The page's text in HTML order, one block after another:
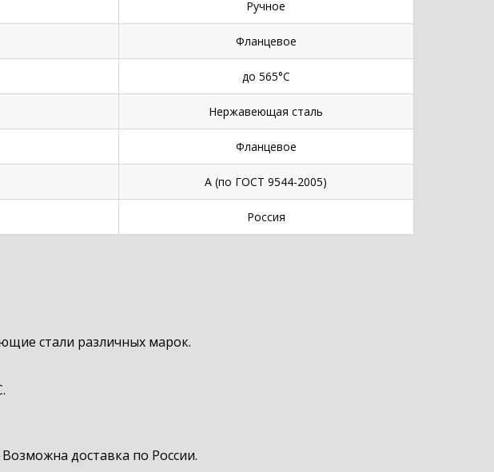
Ручное
Фланцевое
до 565°С
Нержавеющая сталь
Фланцевое
А (по ГОСТ 9544-2005)
Россия
стали различных марок.
доставка по России.